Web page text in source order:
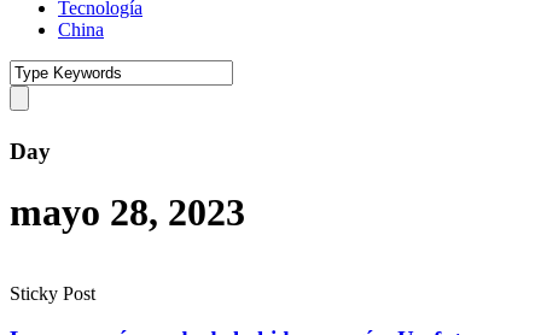
Tecnología
China
Day
mayo 28, 2023
Sticky Post